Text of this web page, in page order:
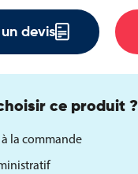
devis
ce produit ?
la commande